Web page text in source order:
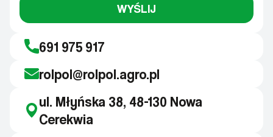
WYŚLIJ
691 975 917
rolpol@rolpol.agro.pl
ul. Młyńska 38, 48-130 Nowa
Cerekwia